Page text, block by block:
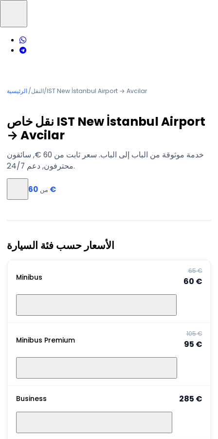
الرئيسية/النقل/IST New İstanbul Airport → Avcilar
نقل خاص IST New İstanbul Airport
→ Avcilar
خدمة موثوقة من الباب إلى الباب. سعر ثابت من ‏60 €, سائقون
محترفون, دعم 24/7.
من ‏60 €
الأسعار حسب فئة السيارة
Minibus
‏65 €
‏60 €
Minibus Premium
‏105 €
‏95 €
Business ‏285 €